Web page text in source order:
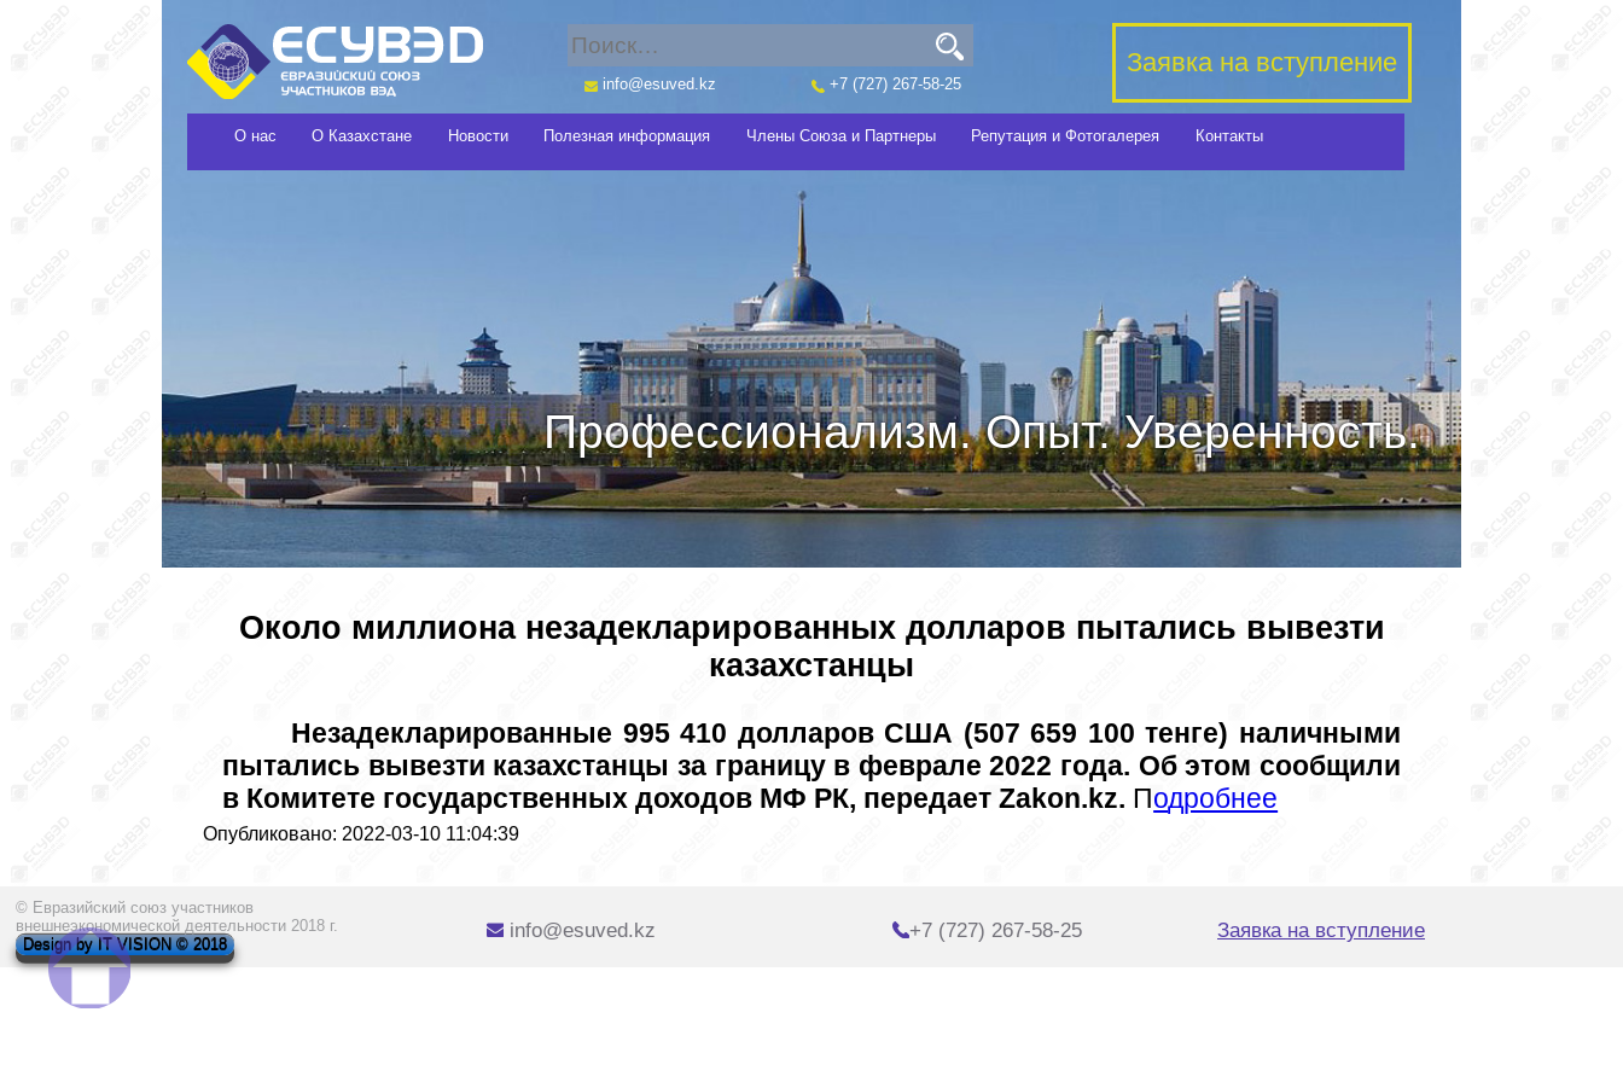
О нас О Казахстане Новости Полезная информация Члены Союза и Партнеры Репутация и Фотогалерея Контакты
+7 (727) 267-58-25
info@esuved.kz
Профессионализм. Опыт. Уверенность.
Заявка на вступление
Около миллиона незадекларированных долларов пытались вывезти
казахстанцы
Незадекларированные 995 410 долларов США (507 659 100 тенге) наличными
пытались вывезти казахстанцы за границу в феврале 2022 года. Об этом сообщили
в Комитете государственных доходов МФ РК, передает Zakon.kz. Подробнее
Опубликовано: 2022-03-10 11:04:39
© Евразийский союз участников
внешнеэкономической деятельности 2018 г.
Design by IT VISION © 2018
info@esuved.kz +7 (727) 267-58-25 Заявка на вступление